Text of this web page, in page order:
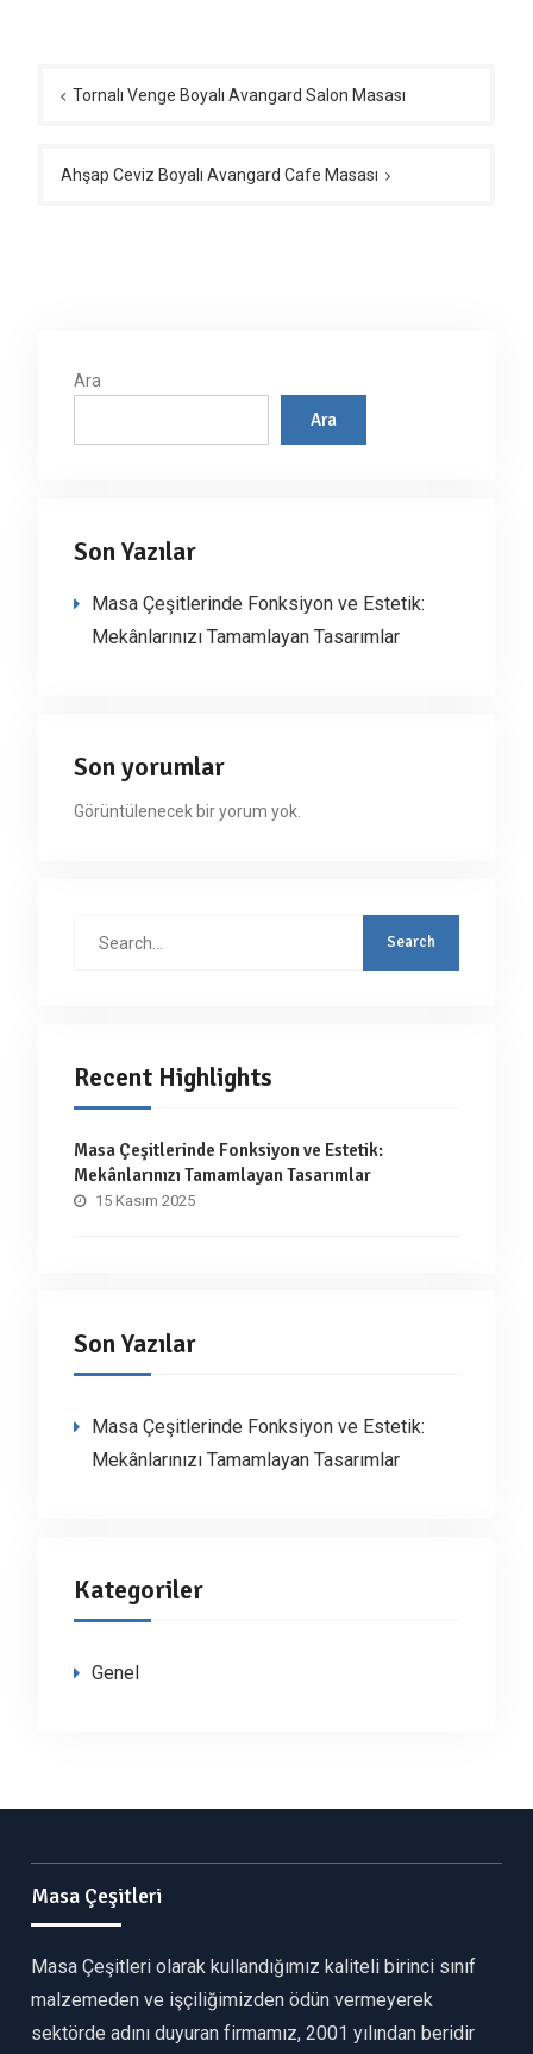
gezinmesi
Tornalı Venge Boyalı Avangard Salon Masası
Ahşap Ceviz Boyalı Avangard Cafe Masası
Ara
Ara
Son Yazılar
Masa Çeşitlerinde Fonksiyon ve Estetik:
Mekânlarınızı Tamamlayan Tasarımlar
Son yorumlar
Görüntülenecek bir yorum yok.
Recent Highlights
Masa Çeşitlerinde Fonksiyon ve Estetik:
Mekânlarınızı Tamamlayan Tasarımlar
15 Kasım 2025
Son Yazılar
Masa Çeşitlerinde Fonksiyon ve Estetik:
Mekânlarınızı Tamamlayan Tasarımlar
Kategoriler
Genel
Masa Çeşitleri
Masa Çeşitleri olarak kullandığımız kaliteli birinci sınıf
malzemeden ve işçiliğimizden ödün vermeyerek
sektörde adını duyuran firmamız, 2001 yılından beridir